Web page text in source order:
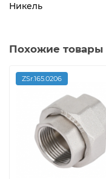
Никель
Похожие товары
ZSr.165.0206